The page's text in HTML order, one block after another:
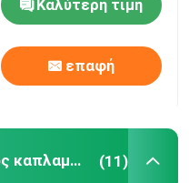
το δάπεδο
Καλύτερη τιμή
επαφή
Κατασκευασμένος ξύλινος καπλαμάς (11)